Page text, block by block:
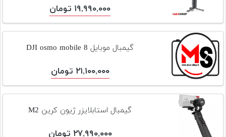
۱۹,۹۹۰,۰۰۰ تومان
گیمبال موبایل DJI osmo mobile 8
۲۱,۱۰۰,۰۰۰ تومان
گیمبال استابلایزر ژیون کرین M2
۲۷,۹۹۰,۰۰۰ تومان